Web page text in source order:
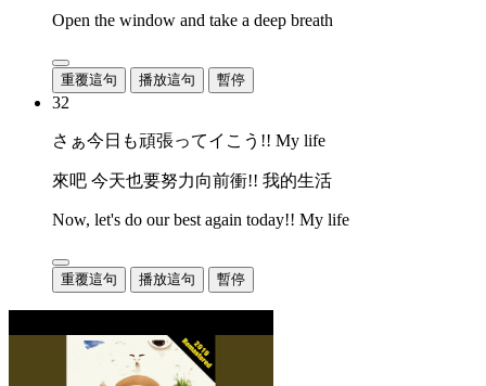
Open the window and take a deep breath
重覆這句 播放這句 暫停
32
さぁ今日も頑張ってイこう!! My life
來吧 今天也要努力向前衝!! 我的生活
Now, let's do our best again today!! My life
重覆這句 播放這句 暫停